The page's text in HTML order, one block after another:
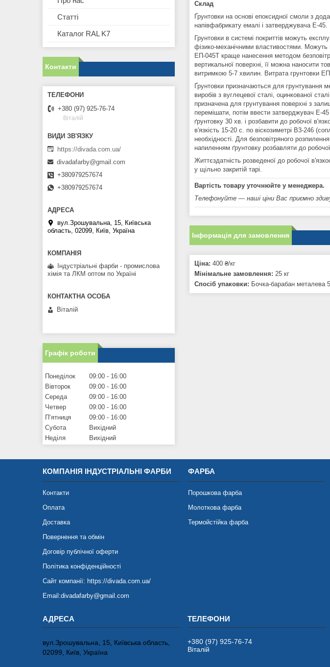
Склад
Ґрунтовки на основі епоксидної смоли з
напівфабрикату емалі і затверджувача Е-45.
Грунтовки в системі покриттів можуть
фізико-механічними властивостями.
ЕП-045Т краще нанесення методом
вертикальної поверхні, її можна наносити
витримкою 5-7 хвилин. Витрата грунтовки
Ґрунтовки призначаються для грунтування
виробів з вуглецевої сталі, оцинкованої
призначена для грунтування поверхні з
перемішати, потім ввести затверджувач Е-
ґрунтовку 30 хв. і розбавити до робочої
в'язкість 15-20 с. по віскозиметрі В3-246
необхідності. Для безповітряного
напиленням ґрунтовку розбавляти до
Життєздатність розведеної до робочої
у щільно закритій тарі.
Вартість товару уточнюйте у менеджера.
Телефонуйте — наші ціни Вас приємно
Інформація для замовлення
Ціна: 400 ₴/кг
Мінімальне замовлення: 25 кг
Спосіб упаковки: Бочка-барабан металева
Статті
Каталог RAL K7
Контакти
+380 (97) 925-76-74
Віталій
https://divada.com.ua/
divadafarby@gmail.com
+380979257674
+380979257674
вул.Зрошувальна, 15, Київська
область, 02099, Київ, Україна
Індустріальні фарби - промислова
хімія та ЛКМ оптом по Україні
Віталій
Графік роботи
Понеділок 09:00
16:00
Вівторок
09:00
16:00
Середа
09:00
16:00
Четвер
09:00
16:00
Пʼятниця
09:00
16:00
Субота
Вихідний
Неділя
Вихідний
КОМПАНІЯ ІНДУСТРІАЛЬНІ ФАРБИ
Контакти
Оплата
Доставка
Повернення та обмін
Договір публічної оферти
Політика конфіденційності
Сайт компанії: https://divada.com.ua/
Email:divadafarby@gmail.com
ФАРБА
Порошкова фарба
Молоткова фарба
Термойстійка фарба
вул.Зрошувальна, 15, Київська область,
02099, Київ, Україна
+380 (97) 925-76-74
Віталій